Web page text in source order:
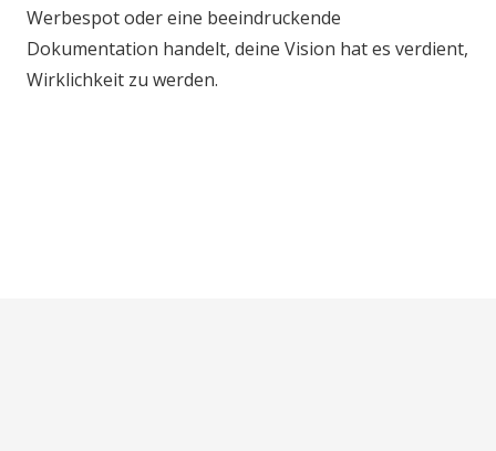
Werbespot oder eine beeindruckende
Dokumentation handelt, deine Vision hat es verdient,
Wirklichkeit zu werden.